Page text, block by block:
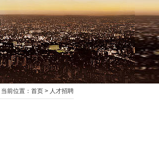
当前位置： 首页> 人才招聘